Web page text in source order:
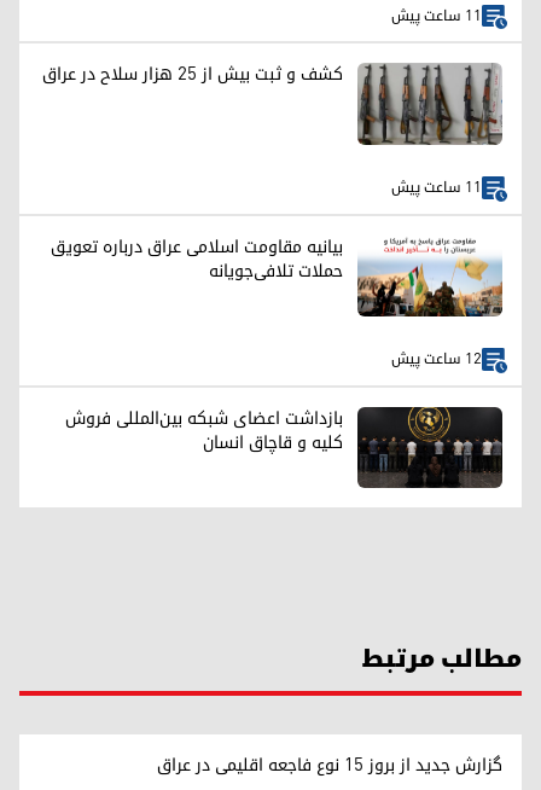
11 ساعت پیش
کشف و ثبت بیش از ۲۵ هزار سلاح در عراق
11 ساعت پیش
بیانیه مقاومت اسلامی عراق درباره تعویق
حملات تلافی‌جویانه
12 ساعت پیش
بازداشت اعضای شبکه بین‌المللی فروش
کلیه و قاچاق انسان
مطالب مرتبط
گزارش جدید از بروز ۱۵ نوع فاجعه اقلیمی در عراق